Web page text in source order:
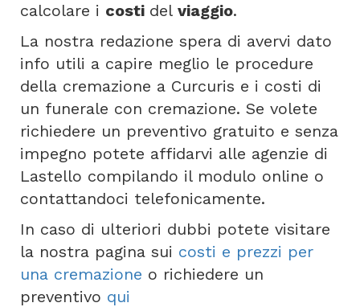
calcolare i costi del viaggio.
La nostra redazione spera di avervi dato
info utili a capire meglio le procedure
della cremazione a Curcuris e i costi di
un funerale con cremazione. Se volete
richiedere un preventivo gratuito e senza
impegno potete affidarvi alle agenzie di
Lastello compilando il modulo online o
contattandoci telefonicamente.
In caso di ulteriori dubbi potete visitare
la nostra pagina sui costi e prezzi per
una cremazione o richiedere un
preventivo qui